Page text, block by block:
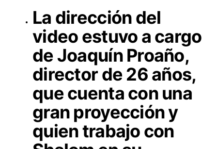
La dirección del
video estuvo a cargo
de Joaquín Proaño,
director de 26 años,
que cuenta con una
gran proyección y
quien trabajo con